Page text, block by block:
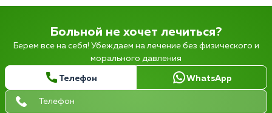
Больной не хочет лечиться?
Берем все на себя! Убеждаем на лечение без физического и
морального давления
Телефон WhatsApp